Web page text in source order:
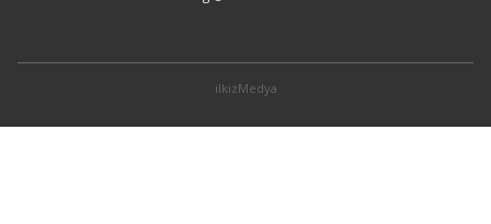
ilkizMedya